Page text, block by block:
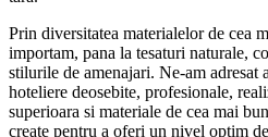
Prin diversitatea materialelor de cea
importam, pana la tesaturi naturale,
stilurile de amenajari. Ne-am adresat
hoteliere deosebite, profesionale,
superioara si materiale de cea mai
create pentru a oferi un nivel optim